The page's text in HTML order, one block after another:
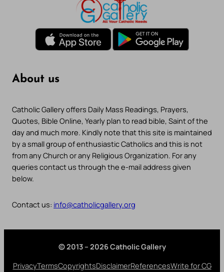
About us
Catholic Gallery offers Daily Mass Readings, Prayers,
Quotes, Bible Online, Yearly plan to read bible, Saint of the
day and much more. Kindly note that this site is maintained
by a small group of enthusiastic Catholics and this is not
from any Church or any Religious Organization. For any
queries contact us through the e-mail address given
below.
Contact us: info@catholicgallery.org
© 2013 – 2026 Catholic Gallery
PrivacyTermsCopyrightsDisclaimerReferencesWrite for CG